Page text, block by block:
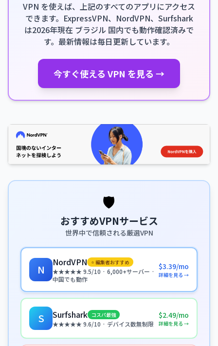
VPN を使えば、上記のすべてのアプリにアクセス
できます。ExpressVPN、NordVPN、Surfshark
は2026年現在 ブラジル 国内でも動作確認済みで
す。最新情報は毎日更新しています。
今すぐ使える VPN を見る →
🛡️
おすすめVPNサービス
世界中で信頼される厳選VPN
N
NordVPN ⭐ 編集者おすすめ
★★★★★ 9.5/10 · 6,000+サーバー ·
中国でも動作
$3.39/mo
詳細を見る →
S Surfshark コスパ最強
★★★★★ 9.6/10 · デバイス数無制限
$2.49/mo
詳細を見る →